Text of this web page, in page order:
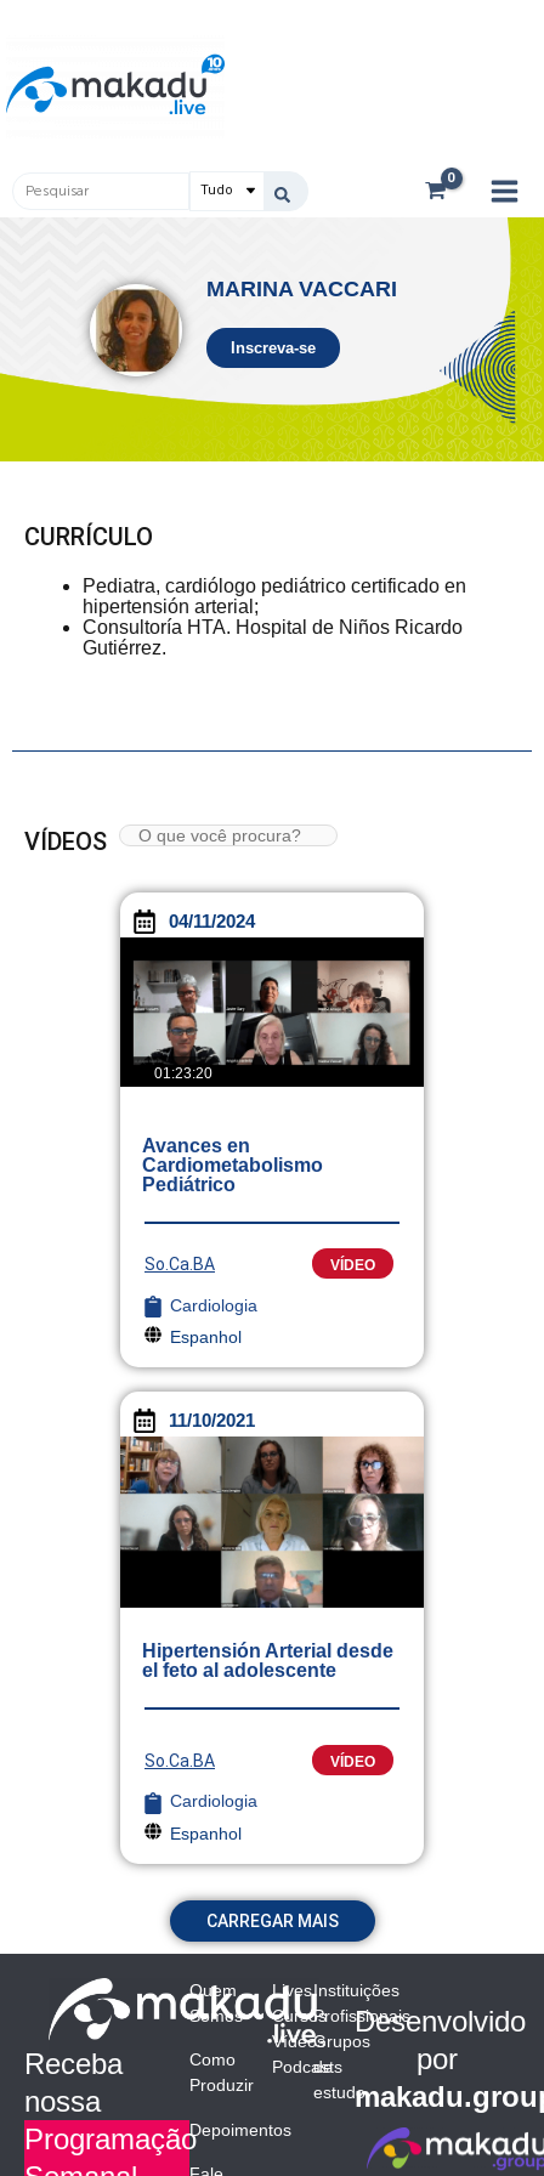
conteúdo
Pesquisar
MARINA VACCARI
Inscreva-se
CURRÍCULO
Pediatra, cardiólogo pediátrico certificado en
hipertensión arterial;
Consultoría HTA. Hospital de Niños Ricardo
Gutiérrez.
VÍDEOS
04/11/2024
01:23:20
Avances en
Cardiometabolismo
Pediátrico
So.Ca.BA VÍDEO
Cardiologia
Espanhol
11/10/2021
Hipertensión Arterial desde
el feto al adolescente
So.Ca.BA VÍDEO
Cardiologia
Espanhol
CARREGAR MAIS
Receba
nossa
Programação
Quem
Somos
Como
Produzir
Depoimentos
Lives
Cursos
Vídeos
Podcasts
Instituições
Profissionais
Grupos
de
estudo
Desenvolvido
por